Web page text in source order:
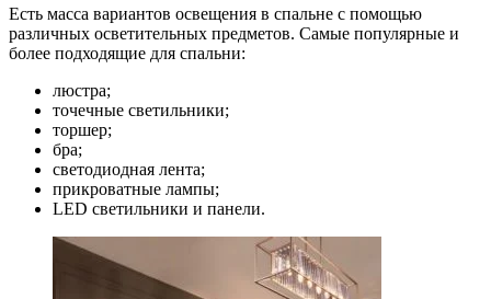
Есть масса вариантов освещения в спальне с помощью
различных осветительных предметов. Самые популярные и
более подходящие для спальни:
люстра;
точечные светильники;
торшер;
бра;
светодиодная лента;
прикроватные лампы;
LED светильники и панели.